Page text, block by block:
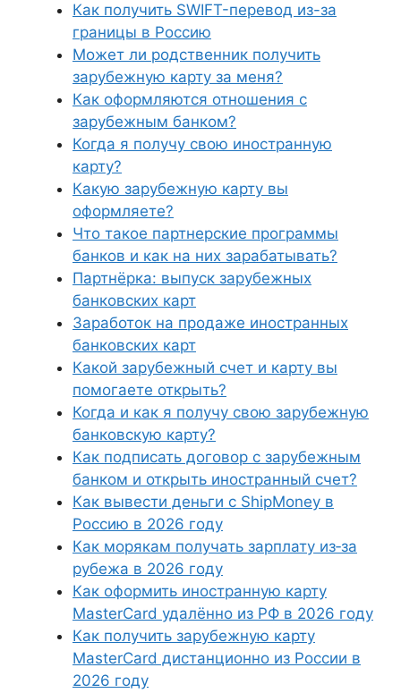
Как получить SWIFT-перевод из-за
границы в Россию
Может ли родственник получить
зарубежную карту за меня?
Как оформляются отношения с
зарубежным банком?
Когда я получу свою иностранную
карту?
Какую зарубежную карту вы
оформляете?
Что такое партнерские программы
банков и как на них зарабатывать?
Партнёрка: выпуск зарубежных
банковских карт
Заработок на продаже иностранных
банковских карт
Какой зарубежный счет и карту вы
помогаете открыть?
Когда и как я получу свою зарубежную
банковскую карту?
Как подписать договор с зарубежным
банком и открыть иностранный счет?
Как вывести деньги с ShipMoney в
Россию в 2026 году
Как морякам получать зарплату из‑за
рубежа в 2026 году
Как оформить иностранную карту
MasterCard удалённо из РФ в 2026 году
Как получить зарубежную карту
MasterCard дистанционно из России в
2026 году